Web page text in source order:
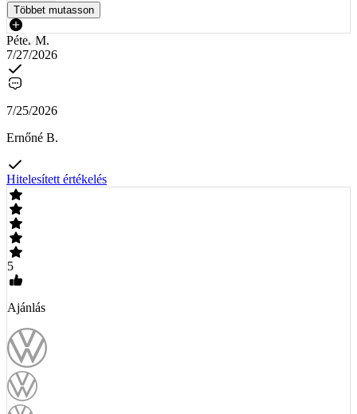
Többet mutasson
Péter M.
7/27/2026
7/25/2026
Ernőné B.
Hitelesített értékelés
5
Ajánlás